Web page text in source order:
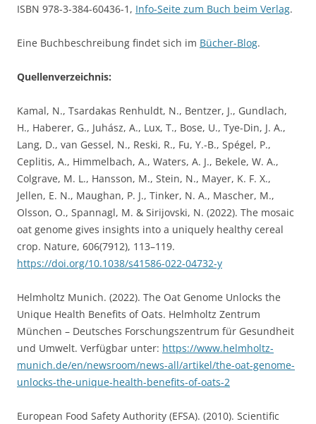
ISBN 978-3-384-60436-1, Info-Seite zum Buch beim Verlag.
Eine Buchbeschreibung findet sich im Bücher-Blog.
Quellenverzeichnis:
Kamal, N., Tsardakas Renhuldt, N., Bentzer, J., Gundlach,
H., Haberer, G., Juhász, A., Lux, T., Bose, U., Tye-Din, J. A.,
Lang, D., van Gessel, N., Reski, R., Fu, Y.-B., Spégel, P.,
Ceplitis, A., Himmelbach, A., Waters, A. J., Bekele, W. A.,
Colgrave, M. L., Hansson, M., Stein, N., Mayer, K. F. X.,
Jellen, E. N., Maughan, P. J., Tinker, N. A., Mascher, M.,
Olsson, O., Spannagl, M. & Sirijovski, N. (2022). The mosaic
oat genome gives insights into a uniquely healthy cereal
crop. Nature, 606(7912), 113–119.
https://doi.org/10.1038/s41586-022-04732-y
Helmholtz Munich. (2022). The Oat Genome Unlocks the
Unique Health Benefits of Oats. Helmholtz Zentrum
München – Deutsches Forschungszentrum für Gesundheit
und Umwelt. Verfügbar unter: https://www.helmholtz-
munich.de/en/newsroom/news-all/artikel/the-oat-genome-
unlocks-the-unique-health-benefits-of-oats-2
European Food Safety Authority (EFSA). (2010). Scientific